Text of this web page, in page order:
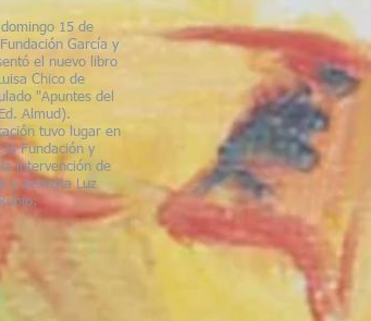
domingo 15 de
García y
el nuevo libro
Chico de
"Apuntes del
Almud).
tuvo lugar en
la Fundación y
intervención de
y activista Luz